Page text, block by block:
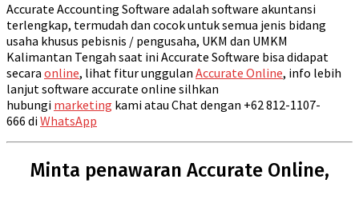
Accurate Accounting Software adalah software akuntansi
terlengkap, termudah dan cocok untuk semua jenis bidang
usaha khusus pebisnis / pengusaha, UKM dan UMKM
Kalimantan Tengah saat ini Accurate Software bisa didapat
secara online, lihat fitur unggulan Accurate Online, info lebih
lanjut software accurate online silhkan
hubungi marketing kami atau Chat dengan +62 812-1107-
666 diWhatsApp
Minta penawaran Accurate Online,